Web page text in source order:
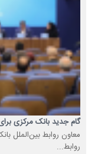
گام جدید بانک مرکزی
معاون روابط بین‌الملل
روابط...